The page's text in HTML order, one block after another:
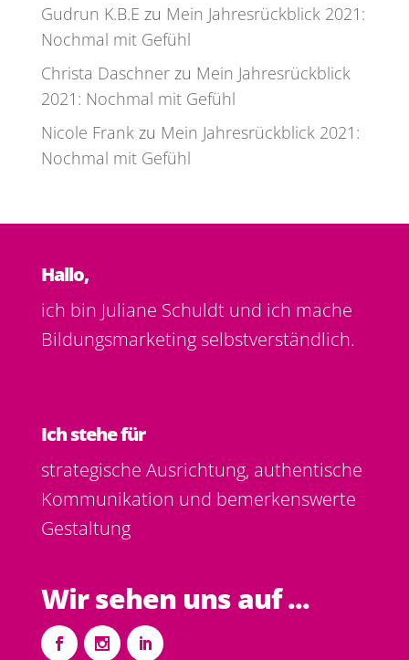
Gudrun K.B.E zu Mein Jahresrückblick 2021:
Nochmal mit Gefühl
Christa Daschnerzu Mein Jahresrückblick
2021: Nochmal mit Gefühl
Nicole Frankzu Mein Jahresrückblick 2021:
Nochmal mit Gefühl
Hallo,
ich bin Juliane Schuldt und ich mache
Bildungsmarketing selbstverständlich.
Ich stehe für
strategische Ausrichtung, authentische
Kommunikation und bemerkenswerte
Gestaltung.
Wir sehen uns auf ...